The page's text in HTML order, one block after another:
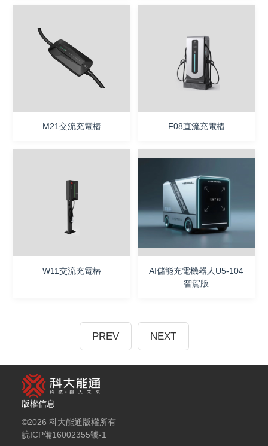
M21交流充電樁 F08直流充電樁
W11交流充電樁
AI儲能充電機器人U5-104
智駕版
PREV NEXT
版權信息
©2026 科大能通版權所有
皖ICP備16002355號-1